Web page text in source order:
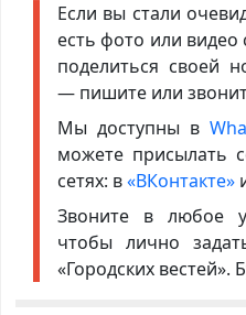
Если вы стали
есть фото или
поделиться своей
— пишите или
Мы доступны в
можете присылать
сетях: в«ВКонтакте»
Звоните в любое
чтобы лично
«Городских